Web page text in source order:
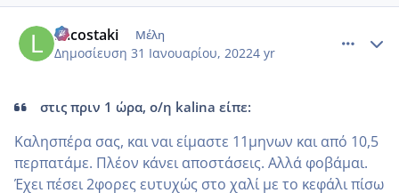
Lacostaki Μέλη
Δημοσίευση 31 Ιανουαρίου, 20224 yr
στις πριν 1 ώρα, ο/η kalina είπε:
Καλησπέρα σας, και ναι είμαστε 11μηνων και από 10,5
περπατάμε. Πλέον κάνει αποστάσεις. Αλλά φοβάμαι.
Έχει πέσει 2φορες ευτυχώς στο χαλί με το κεφάλι πίσω